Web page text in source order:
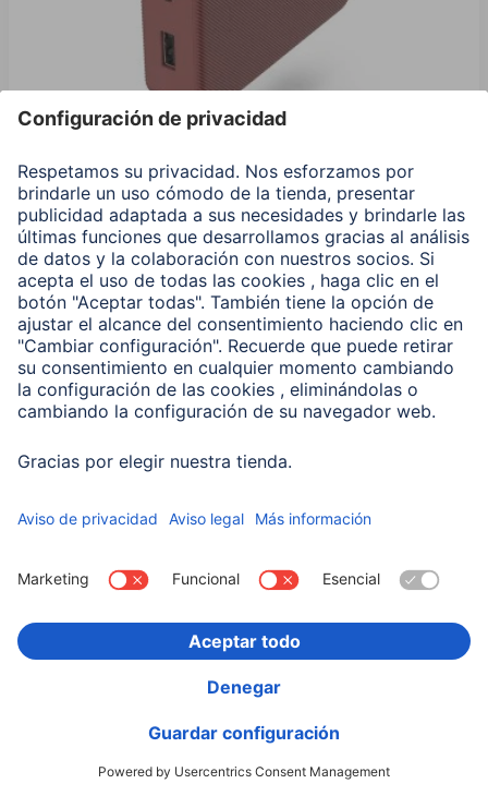
Hama Power Pack "Color 10", 10000 mAh, 2 Salidas:
USB-C, USB-A, Rojo
00201714
Variantes: Tono del Color (3) & Capacidad (2)
19,99 EUR